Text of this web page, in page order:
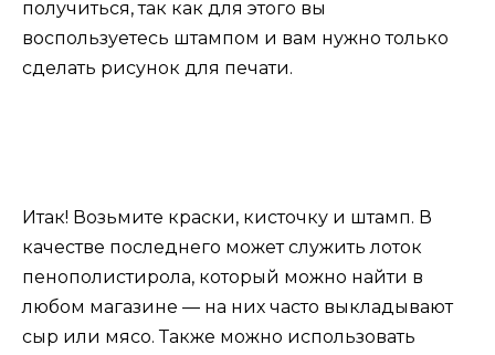
получиться, так как для этого вы
воспользуетесь штампом и вам нужно только
сделать рисунок для печати.
Итак! Возьмите краски, кисточку и штамп. В
качестве последнего может служить лоток
пенополистирола, который можно найти в
любом магазине — на них часто выкладывают
сыр или мясо. Также можно использовать